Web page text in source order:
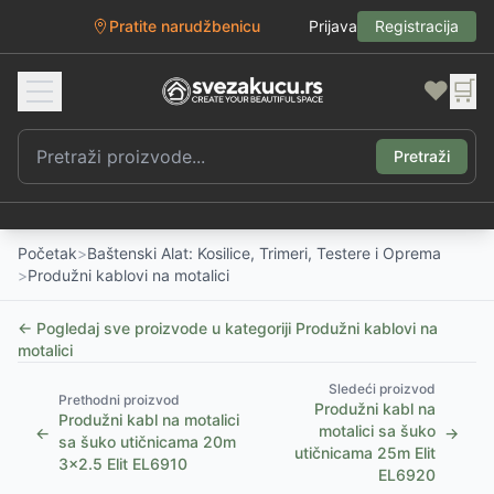
Pratite narudžbenicu Prijava Registracija
❤️ 🛒
Pretraži
Početak>Baštenski Alat: Kosilice, Trimeri, Testere i Oprema
>Produžni kablovi na motalici
← Pogledaj sve proizvode u kategoriji Produžni kablovi na
motalici
←
Prethodni proizvod
Produžni kabl na motalici
sa šuko utičnicama 20m
3x2.5 Elit EL6910
Sledeći proizvod
Produžni kabl na
motalici sa šuko
utičnicama 25m Elit
EL6920
→